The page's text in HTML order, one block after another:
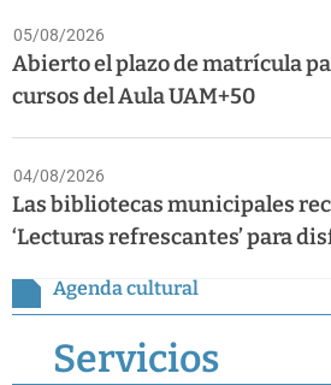
05/08/2026
Abierto el plazo de matrícula
cursos del Aula UAM+50
04/08/2026
Las bibliotecas municipales
‘Lecturas refrescantes’ para
Agenda cultural
Servicios